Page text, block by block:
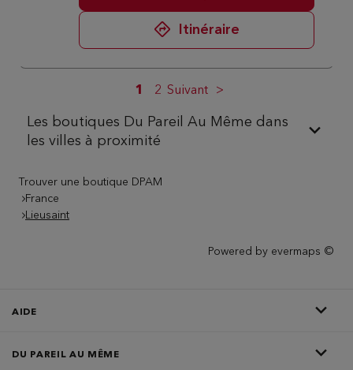
Itinéraire
1 2 Suivant
Les boutiques Du Pareil Au Même dans
les villes à proximité
Trouver une boutique DPAM
France
Lieusaint
Powered by evermaps ©
AIDE
DU PAREIL AU MÊME